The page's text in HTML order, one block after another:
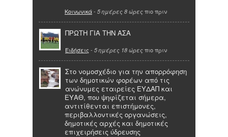
Κοινωνικά- 5 ημέρες 8 ώρες πιο πριν
ΠΡΩΤΗ ΓΙΑ ΤΗΝ ΑΣΑ
Ειδήσεις - 5 ημέρες 18 ώρες πιο πριν
Στο νομοσχέδιο για την απορρόφηση
των δημοτικών φορέων από τις
ανώνυμες εταιρείες ΕΥΔΑΠ και
ΕΥΑΘ, που ψηφίζεται σήμερα,
αντιτίθενται επιστήμονες,
περιβαλλοντικές οργανώσεις,
δημοτικές αρχές και δημοτικές
επιχειρήσεις ύδρευσης